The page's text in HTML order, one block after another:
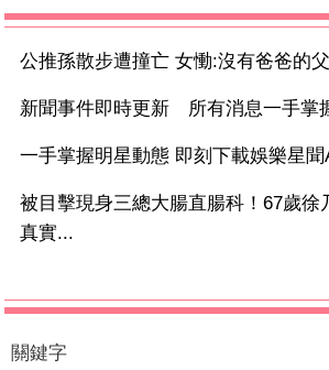
公推孫散步遭撞亡 女慟:沒有爸爸的
新聞事件即時更新 所有消息一手掌
一手掌握明星動態 即刻下載娛樂星聞
被目擊現身三總大腸直腸科！67歲
真實...
關鍵字